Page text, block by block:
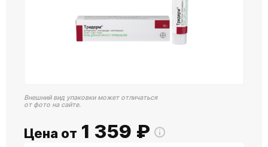
Внешний вид упаковки может отличаться
от фото на сайте.
Цена от 1 359 ₽